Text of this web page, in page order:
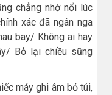
chẳng nhớ nổi lúc
xác đã ngân nga
bay/ Không ai hay
Bỏ lại chiều sũng
máy ghi âm bỏ túi,